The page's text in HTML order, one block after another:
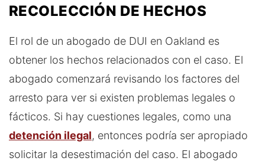
RECOLECCIÓN DE HECHOS
El rol de un abogado de DUI en Oakland es
obtener los hechos relacionados con el caso. El
abogado comenzará revisando los factores del
arresto para ver si existen problemas legales o
fácticos. Si hay cuestiones legales, como una
detención ilegal, entonces podría ser apropiado
solicitar la desestimación del caso. El abogado